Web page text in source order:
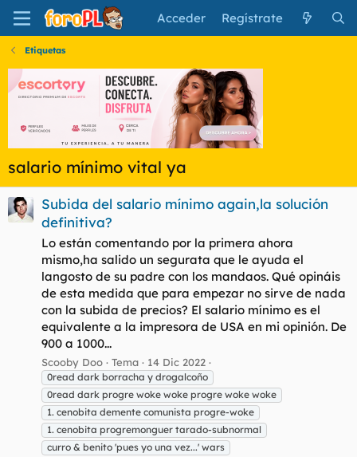
Acceder Regístrate
Etiquetas
salario mínimo vital ya
Subida del salario mínimo again,la solución
definitiva?
Lo están comentando por la primera ahora
mismo,ha salido un segurata que le ayuda el
langosto de su padre con los mandaos. Qué opináis
de esta medida que para empezar no sirve de nada
con la subida de precios? El salario mínimo es el
equivalente a la impresora de USA en mi opinión. De
900 a 1000...
Scooby Doo Tema 14 Dic 2022
0read dark borracha y drogalcoño
0read dark progre woke woke progre woke woke
1. cenobita demente comunista progre-woke
1. cenobita progremonguer tarado-subnormal
curro & benito 'pues yo una vez...' wars